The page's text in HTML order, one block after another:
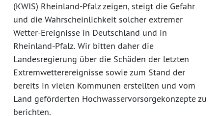
(KWIS) Rheinland-Pfalz zeigen, steigt die Gefahr
und die Wahrscheinlichkeit solcher extremer
Wetter-Ereignisse in Deutschland und in
Rheinland-Pfalz. Wir bitten daher die
Landesregierung über die Schäden der letzten
Extremwetterereignisse sowie zum Stand der
bereits in vielen Kommunen erstellten und vom
Land geförderten Hochwasservorsorgekonzepte zu
berichten.